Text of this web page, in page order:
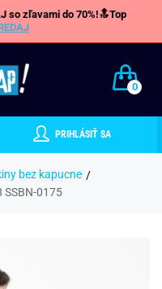
so zľavami do 70%!🔝Top
0
PRIHLÁSIŤ SA
bez kapucne
SSBN-0175